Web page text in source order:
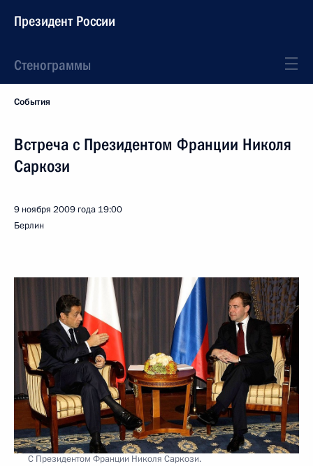
Президент России
Стенограммы
События
Встреча с Президентом Франции Николя
Саркози
9 ноября 2009 года 19:00
Берлин
С Президентом Франции Николя Саркози.